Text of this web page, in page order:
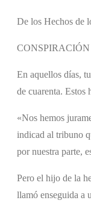
De los Hechos de
En aquellos días,
de cuarenta. Estos
«Nos hemos
indicad al tribuno
por nuestra parte,
Pero el hijo de la
llamó enseguida a